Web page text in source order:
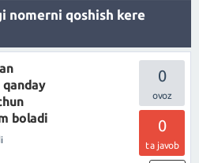
nomerni qoshish kere
0
0
ta javob
boladi